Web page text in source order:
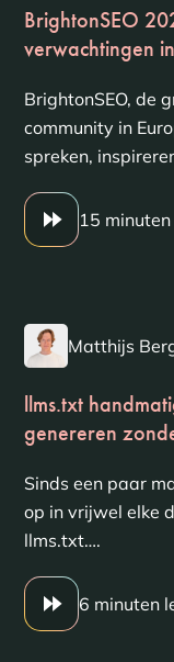
BrightonSEO
verwachtingen
BrightonSEO, de
community in
spreken,
15
Matthijs
llms.txt
genereren
Sinds een paar
op in vrijwel elke
llms.txt….
6 minuten